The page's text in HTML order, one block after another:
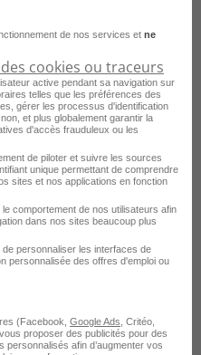
d'autres villes
de nos services et ne
cookies ou traceurs
active pendant sa navigation sur
telles que les préférences des
gérer les processus d'identification
et plus globalement garantir la
d'accès frauduleux ou les
de piloter et suivre les sources
unique permettant de comprendre
sites et nos applications en fonction
comportement de nos utilisateurs afin
dans nos sites beaucoup plus
personnaliser les interfaces de
personnalisée des offres d'emploi ou
(Facebook, Google Ads , Critéo,
proposer des publicités pour des
personnalisés afin d’augmenter vos